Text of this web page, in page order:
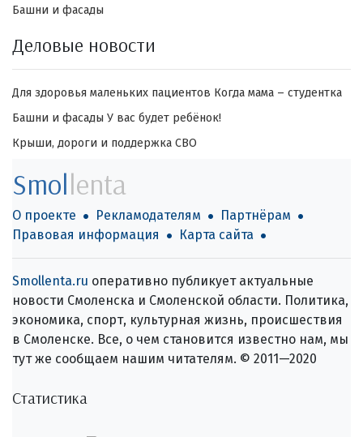
Башни и фасады
Деловые новости
Для здоровья маленьких пациентов Когда мама – студентка
Башни и фасады У вас будет ребёнок!
Крыши, дороги и поддержка СВО
Smollenta
О проекте Рекламодателям
Партнёрам
Правовая информация
Карта сайта
Smollenta.ru оперативно публикует актуальные
новости Смоленска и Смоленской области. Политика,
экономика, спорт, культурная жизнь, происшествия
в Смоленске. Все, о чем становится известно нам, мы
тут же сообщаем нашим читателям. © 2011—2020
Статистика